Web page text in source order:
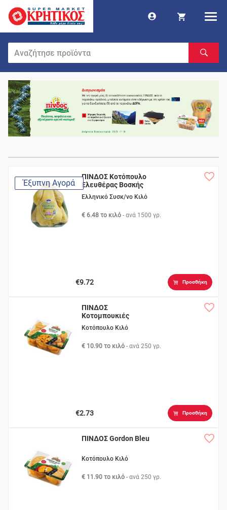
Έξυπνη Αγορά
ΠΙΝΔΟΣ Κοτόπουλο
Ελευθέρας Βοσκής
Ελληνικό Συσκ/νο Κιλό
€ 6.48 το κιλό - ανά 1500 γρ.
€9.72 Προσθήκη
ΠΙΝΔΟΣ
Κοτομπουκιές
Κοτόπουλο Κιλό
€ 10.90 το κιλό - ανά250 γρ.
€2.73 Προσθήκη
ΠΙΝΔΟΣ Gordon Bleu
Κοτόπουλο Κιλό
€ 11.90 το κιλό - ανά250 γρ.